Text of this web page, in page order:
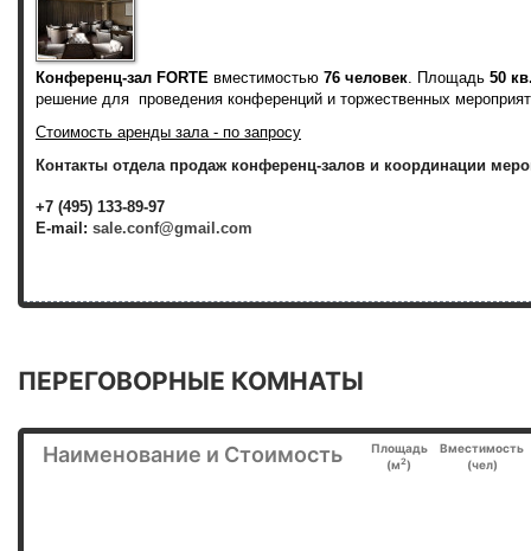
Конференц-зал FORTE вместимостью 76 человек. Площадь 50
решение для проведения конференций и торжественных
Стоимость аренды зала - по запросу
Контакты отдела продаж конференц-залов и координации
+7 (495) 133-89-97
E-mail: sale.conf@gmail.com
ПЕРЕГОВОРНЫЕ КОМНАТЫ
Наименование и Стоимость
Площадь
(м2)
Вместимость
(чел)